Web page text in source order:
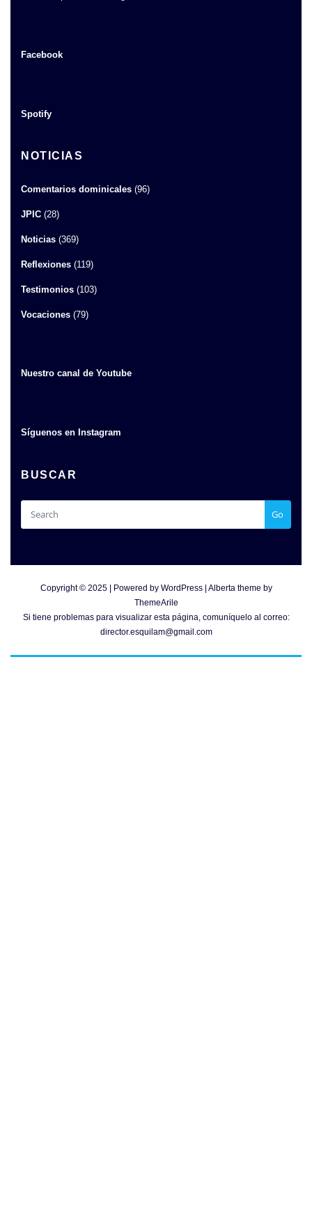
Facebook
Spotify
NOTICIAS
Comentarios dominicales (96)
JPIC (28)
Noticias (369)
Reflexiones (119)
Testimonios (103)
Vocaciones (79)
Nuestro canal de Youtube
Síguenos en Instagram
BUSCAR
Go
Copyright © 2025 | Powered by WordPress | Alberta theme by
ThemeArile
Si tiene problemas para visualizar esta página, comuníquelo al correo:
director.esquilam@gmail.com